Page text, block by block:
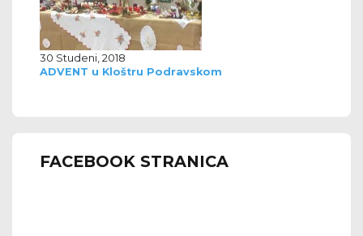
30 Studeni, 2018
ADVENT u Kloštru Podravskom
FACEBOOK STRANICA